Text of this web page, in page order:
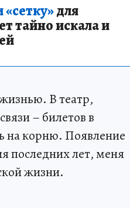
для
тайно искала и
В театр,
– билетов в
на корню. Появление
последних лет, меня
жизни.